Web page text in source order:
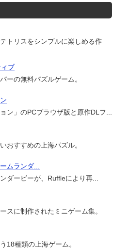
トリスをシンプルに楽しめる作
ブ
ーの無料パズルゲーム。
ン」のPCブラウザ版と原作DLフ...
おすすめの上海パズル。
ムランダ...
ダービーが、Ruffleにより再...
スに制作されたミニゲーム集。
18種類の上海ゲーム。